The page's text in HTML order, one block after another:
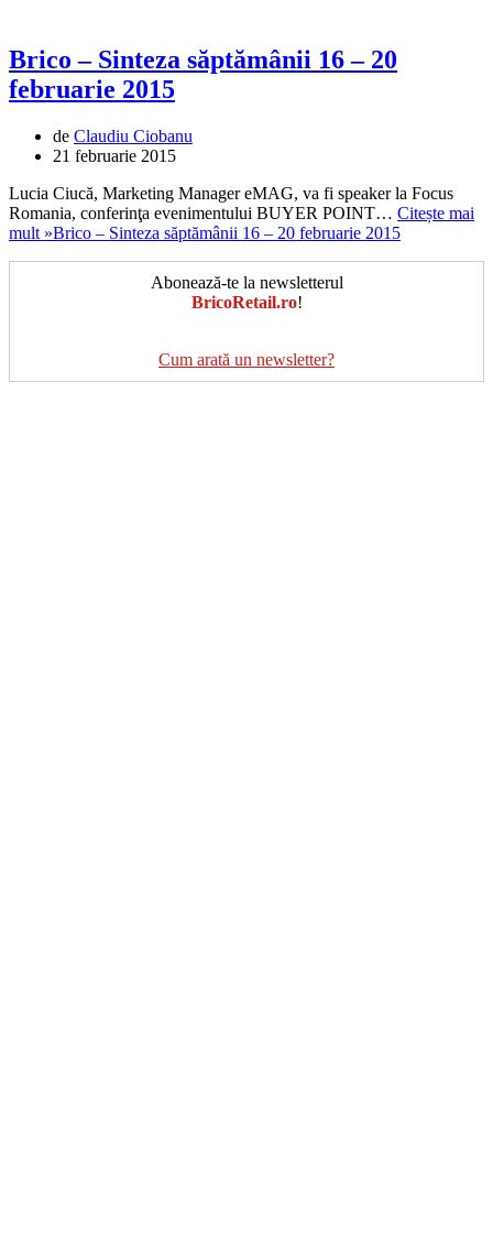
Brico – Sinteza săptămânii 16 – 20
februarie 2015
de Claudiu Ciobanu
21 februarie 2015
Lucia Ciucă, Marketing Manager eMAG, va fi speaker la Focus
Romania, conferinţa evenimentului BUYER POINT… Citește mai
mult »Brico – Sinteza săptămânii 16 – 20 februarie 2015
Abonează-te la newsletterul
BricoRetail.ro!
Cum arată un newsletter?